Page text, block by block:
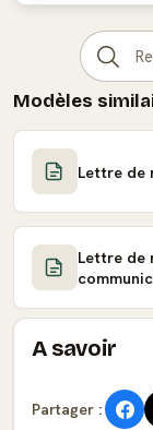
Modèles
Lettre de
Lettre de
A savoir
Partager :